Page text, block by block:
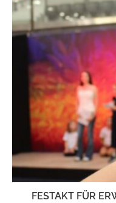
FEST­AKT FÜR